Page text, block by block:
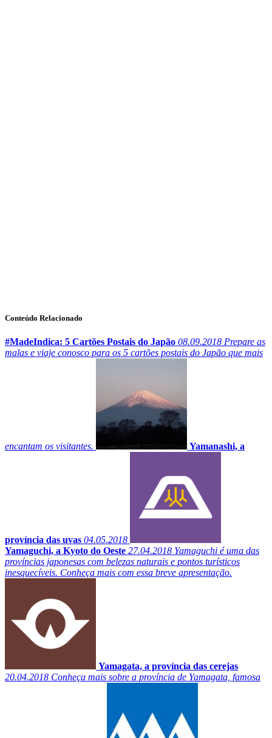
Conteúdo Relacionado
#MadeIndica: 5 Cartões Postais do Japão 08.09.2018 Prepare as
malas e viaje conosco para os 5 cartões postais do Japão que mais
encantam os visitantes. Yamanashi, a
província das uvas 04.05.2018
Yamaguchi, a Kyoto do Oeste 27.04.2018 Yamaguchi é uma das
províncias japonesas com belezas naturais e pontos turísticos
inesquecíveis. Conheça mais com essa breve apresentação.
Yamagata, a província das cerejas
20.04.2018 Conheça mais sobre a província de Yamagata, famosa